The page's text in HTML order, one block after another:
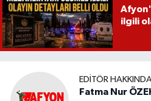
ilgili
EDITÖR
Fatma Nur